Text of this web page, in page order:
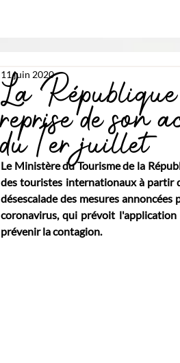
La
reprise de son
du 1er juillet
11 juin 2020
Le Ministère du Tourisme de la
des touristes internationaux à partir
désescalade des mesures
coronavirus, qui prévoit
prévenir la contagion.